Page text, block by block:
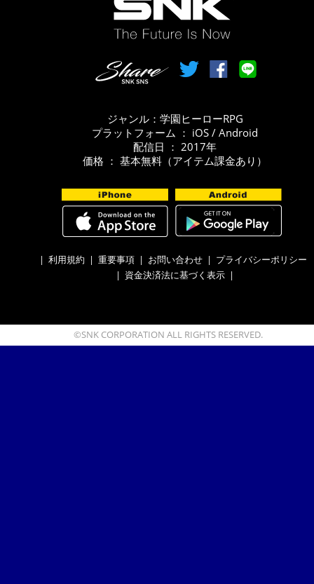
ジャンル：学園ヒーローRPG
プラットフォーム ： iOS / Android
配信日 ： 2017年
価格 ： 基本無料（アイテム課金あり）
| 利用規約 | 重要事項 | お問い合わせ | プライバシーポリシー
| 資金決済法に基づく表示 |
©SNK CORPORATION ALL RIGHTS RESERVED.